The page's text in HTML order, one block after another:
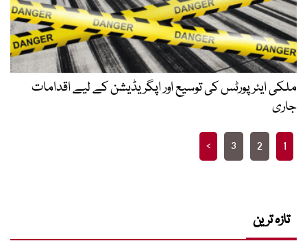
ملکی ایئرپورٹس کی توسیع اور اپگریڈیشن کے لیے اقدامات
جاری
Posts
pagination
1
2
3
>
تازہ ترین